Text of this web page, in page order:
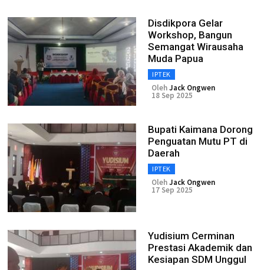
Disdikpora Gelar
Workshop, Bangun
Semangat Wirausaha
Muda Papua
IPTEK
OlehJack Ongwen
18 Sep 2025
Bupati Kaimana Dorong
Penguatan Mutu PT di
Daerah
IPTEK
OlehJack Ongwen
17 Sep 2025
Yudisium Cerminan
Prestasi Akademik dan
Kesiapan SDM Unggul